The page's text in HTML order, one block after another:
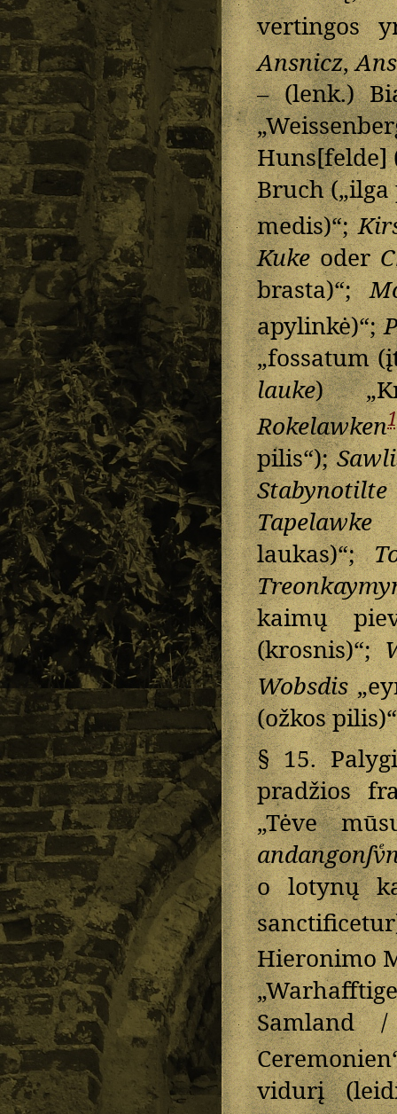
vertingos
Ansnicz,
– (lenk.)
Huns[felde]
Bruch
medis)“;
Kukeoder
brasta)“;
apylinkė)“;
„fossatum
lauke)
Rokelawken
pilis“);
Stabynotilte
Tapelawke
laukas)“;
kaimų
(krosnis)“;
Wobsdis
(ožkos
§ 15.
pradžios
„Tėve
o lotynų
Hieronimo
Samland
vidurį